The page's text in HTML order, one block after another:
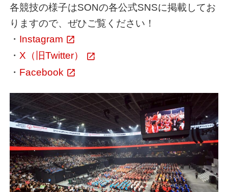
各競技の様子はSONの各公式SNSに掲載してお
りますので、ぜひご覧ください！
・ Instagram
・ X（旧Twitter）
・ Facebook